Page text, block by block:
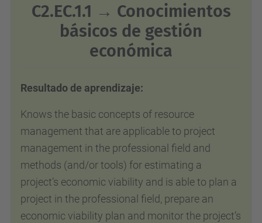
C2.EC.1.1 → Conocimientos
básicos de gestión
económica
Resultado de aprendizaje:
Knows the basic concepts of resource
management that are applicable to project
management in the professional field and
methods (and/or tools) for estimating a
project’s economic viability and is able to plan a
project in the professional field, prepare an
economic viability plan and monitor the project’s